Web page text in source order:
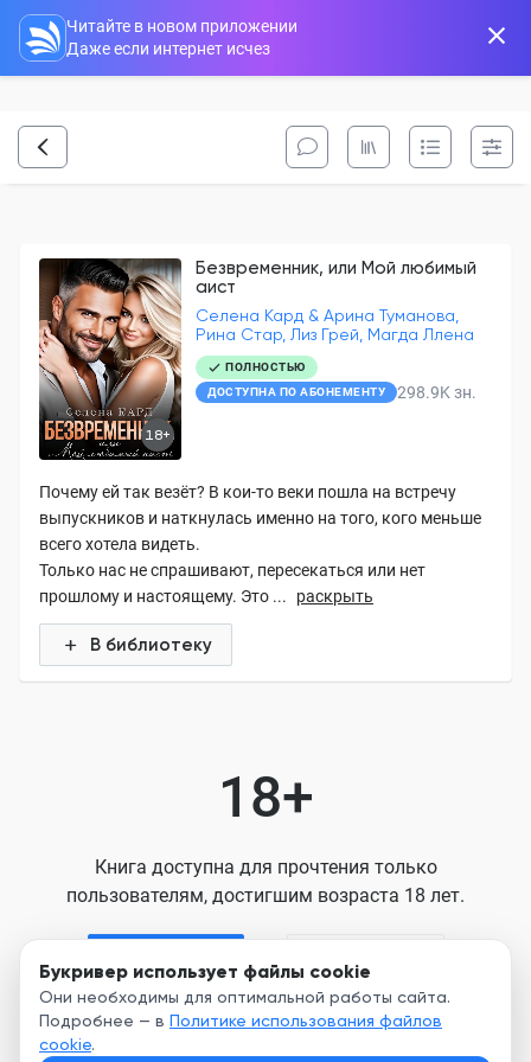
Букривер использует файлы cookie
Они необходимы для оптимальной работы сайта.
Подробнее — в Политике использования файлов
cookie.
Читайте в новом приложении
Даже если интернет исчез
18+
Безвременник, или Мой любимый
аист
Селена Кард & Арина Туманова,
Рина Стар, Лиз Грей, Магда Ллена
ПОЛНОСТЬЮ
ДОСТУПНА ПО АБОНЕМЕНТУ
298.9K зн.
Почему ей так везёт? В кои-то веки пошла на встречу
выпускников и наткнулась именно на того, кого меньше
всего хотела видеть.
Только нас не спрашивают, пересекаться или нет
прошлому и настоящему. Это ...
раскрыть
В библиотеку
18+
Книга доступна для прочтения только
пользователям, достигшим возраста 18 лет.
Нажимая кнопку, я принимаю условия